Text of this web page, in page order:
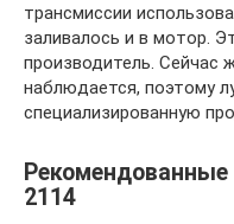
трансмиссии
заливалось и в мотор.
производитель. Сейчас
наблюдается, поэтому
специализированную
2114